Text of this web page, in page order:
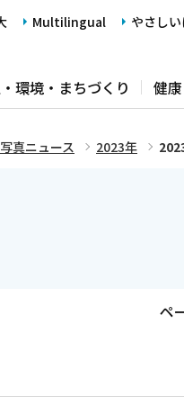
Multilingual やさし
環境・まちづくり 健
写真ニュース 2023年
ペ